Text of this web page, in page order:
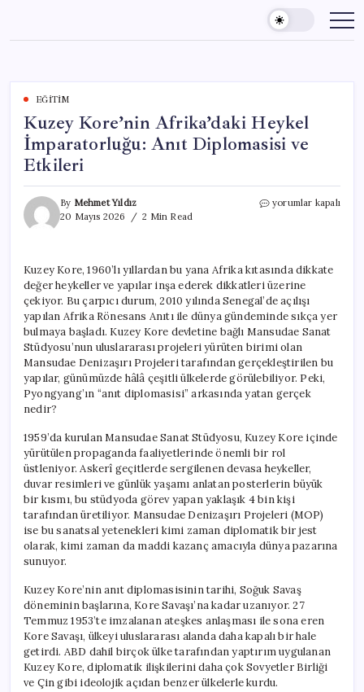
content
EĞITIM
Kuzey Kore’nin Afrika’daki Heykel
İmparatorluğu: Anıt Diplomasisi ve
Etkileri
By Mehmet Yıldız
20 Mayıs 2026
2 Min Read
Kuzey
Anıt
Diplomasisi
ve
Etkileri
için
yorumlar kapalı
Kuzey Kore, 1960’lı yıllardan bu yana Afrika kıtasında dikkate
değer heykeller ve yapılar inşa ederek dikkatleri üzerine
çekiyor. Bu çarpıcı durum, 2010 yılında Senegal’de açılışı
yapılan Afrika Rönesans Anıtı ile dünya gündeminde sıkça yer
bulmaya başladı. Kuzey Kore devletine bağlı Mansudae Sanat
Stüdyosu’nun uluslararası projeleri yürüten birimi olan
Mansudae Denizaşırı Projeleri tarafından gerçekleştirilen bu
yapılar, günümüzde hâlâ çeşitli ülkelerde görülebiliyor. Peki,
Pyongyang’ın “anıt diplomasisi” arkasında yatan gerçek
nedir?
1959’da kurulan Mansudae Sanat Stüdyosu, Kuzey Kore içinde
yürütülen propaganda faaliyetlerinde önemli bir rol
üstleniyor. Askerî geçitlerde sergilenen devasa heykeller,
duvar resimleri ve günlük yaşamı anlatan posterlerin büyük
bir kısmı, bu stüdyoda görev yapan yaklaşık 4 bin kişi
tarafından üretiliyor. Mansudae Denizaşırı Projeleri (MOP)
ise bu sanatsal yetenekleri kimi zaman diplomatik bir jest
olarak, kimi zaman da maddi kazanç amacıyla dünya pazarına
sunuyor.
Kuzey Kore’nin anıt diplomasisinin tarihi, Soğuk Savaş
döneminin başlarına, Kore Savaşı’na kadar uzanıyor. 27
Temmuz 1953’te imzalanan ateşkes anlaşması ile sona eren
Kore Savaşı, ülkeyi uluslararası alanda daha kapalı bir hale
getirdi. ABD dahil birçok ülke tarafından yaptırım uygulanan
Kuzey Kore, diplomatik ilişkilerini daha çok Sovyetler Birliği
ve Çin gibi ideolojik açıdan benzer ülkelerle kurdu.